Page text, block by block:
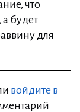
что
будет
для
войдите в